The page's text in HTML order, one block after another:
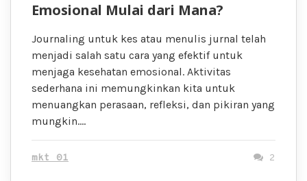
Emosional Mulai dari Mana?
Journaling untuk kes atau menulis jurnal telah
menjadi salah satu cara yang efektif untuk
menjaga kesehatan emosional. Aktivitas
sederhana ini memungkinkan kita untuk
menuangkan perasaan, refleksi, dan pikiran yang
mungkin….
mkt 01 2